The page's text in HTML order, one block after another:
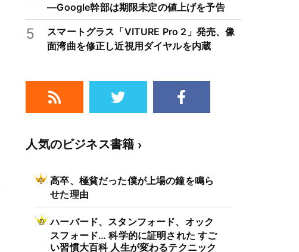
―Google幹部は期限未定の値上げを予告
5
スマートグラス「VITURE Pro 2」発売、像
面湾曲を修正し近視用ダイヤルを内蔵
人気のビジネス書籍
高卒、極貧だった僕が上場の鐘を鳴ら
せた理由
ハーバード、スタンフォード、オック
スフォード… 科学的に証明された すご
い習慣大百科 人生が変わるテクニック